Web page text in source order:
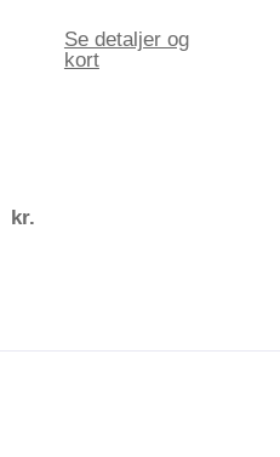
Se detaljer og
kort
kr.